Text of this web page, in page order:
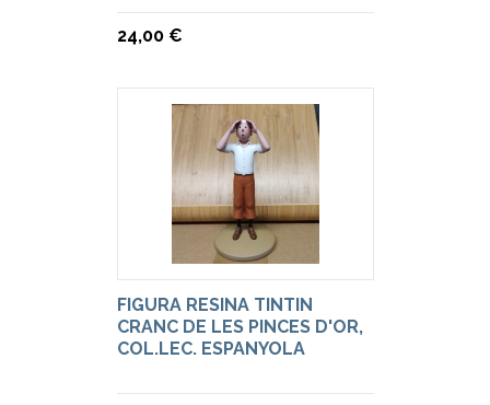
24,00 €
FIGURA RESINA TINTIN
CRANC DE LES PINCES D'OR,
COL.LEC. ESPANYOLA